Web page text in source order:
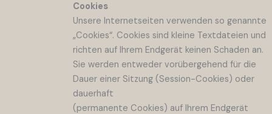
Cookies
Unsere Internetseiten verwenden so genannte
„Cookies“. Cookies sind kleine Textdateien und
richten auf Ihrem Endgerät keinen Schaden an.
Sie werden entweder vorübergehend für die
Dauer einer Sitzung (Session-Cookies) oder
dauerhaft
(permanente Cookies) auf Ihrem Endgerät